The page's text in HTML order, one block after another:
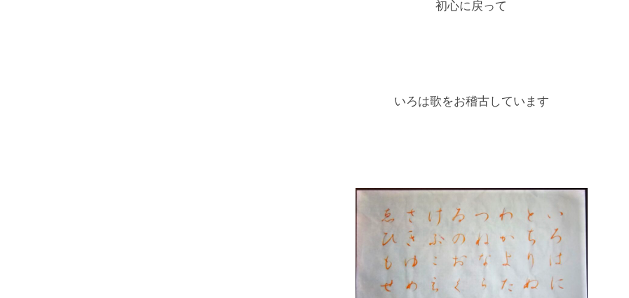
初心に戻って
いろは歌をお稽古しています